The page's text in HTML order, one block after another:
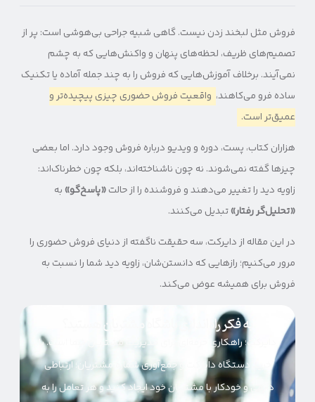
فروش مثل لبخند زدن نیست. گاهی شبیه جراحی بی‌هوشی است: پر از
تصمیم‌های ظریف، لحظه‌های پنهان و واکنش‌هایی که به چشم
نمی‌آیند. برخلاف آموزش‌هایی که فروش را به چند جمله آماده یا تکنیک
ساده فرو می‌کاهند، واقعیت فروش حضوری چیزی پیچیده‌تر و
عمیق‌تر است.
هزاران کتاب، پست، دوره و ویدیو درباره فروش وجود دارد. اما بعضی
چیزها گفته نمی‌شوند. نه چون ناشناخته‌اند، بلکه چون خطرناک‌اند:
زاویه دید را تغییر می‌دهند و فروشنده را از حالت«پاسخ‌گو»به
«تحلیل‌گر رفتار»تبدیل می‌کنند.
در این مقاله از دایرکت، سه حقیقت ناگفته از دنیای فروش حضوری را
مرور می‌کنیم؛ رازهایی که دانستن‌شان، زاویه دید شما را نسبت به
فروش برای همیشه عوض می‌کند.
به فکر راه‌اندازی باشگاه مشتریان هستید؟
دایرکت؛ راهکاری حرفه‌ای برای مدیریت مشتریان شما است. با
خرید دستگاه دایرکت و جمع‌آوری شماره مشتریان؛ ارتباطی
دائمی و خودکار با مشتریان خود ایجاد کنید و هر تعامل را به